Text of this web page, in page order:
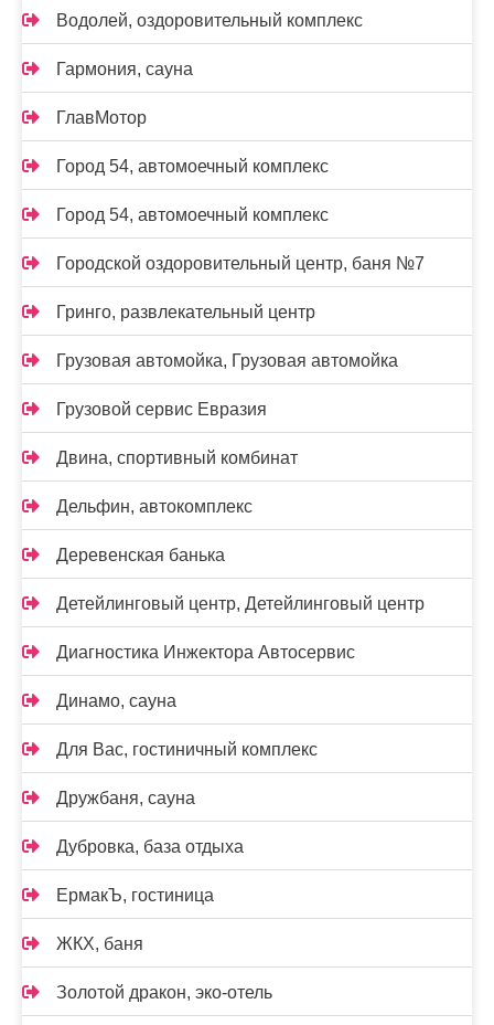
Водолей, оздоровительный комплекс
Гармония, сауна
ГлавМотор
Город 54, автомоечный комплекс
Город 54, автомоечный комплекс
Городской оздоровительный центр, баня №7
Гринго, развлекательный центр
Грузовая автомойка, Грузовая автомойка
Грузовой сервис Евразия
Двина, спортивный комбинат
Дельфин, автокомплекс
Деревенская банька
Детейлинговый центр, Детейлинговый центр
Диагностика Инжектора Автосервис
Динамо, сауна
Для Вас, гостиничный комплекс
Дружбаня, сауна
Дубровка, база отдыха
ЕрмакЪ, гостиница
ЖКХ, баня
Золотой дракон, эко-отель